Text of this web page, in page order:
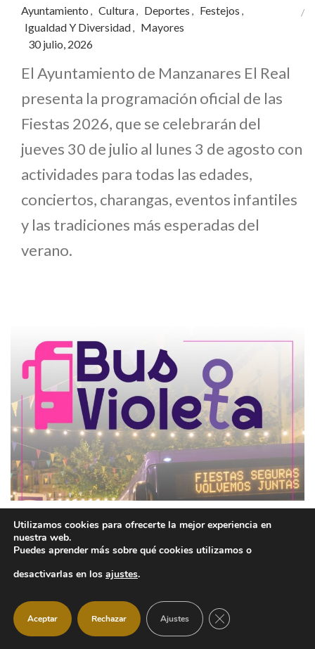
Ayuntamiento , Cultura, Deportes , Festejos ,
Igualdad Y Diversidad, Mayores
30 julio, 2026
El Ayuntamiento de Manzanares El Real
presenta la programación oficial de las
Fiestas 2026, que se celebrarán del
jueves 30 de julio al lunes 3 de agosto con
actividades para todas las edades,
conciertos, charangas, eventos infantiles
y las tradiciones más esperadas del
verano.
Las Fiestas 2026 contarán con un
servicio especial de autobús a
demanda para regresar a casa
Ayuntamiento 29 julio, 2026
Las Fiestas 2026 contarán además con un
Utilizamos cookies para ofrecerte la mejor experiencia en
nuestra web.
Puedes aprender más sobre qué cookies utilizamos o
desactivarlas en los ajustes.
Aceptar Rechazar Ajustes CERRAR EL